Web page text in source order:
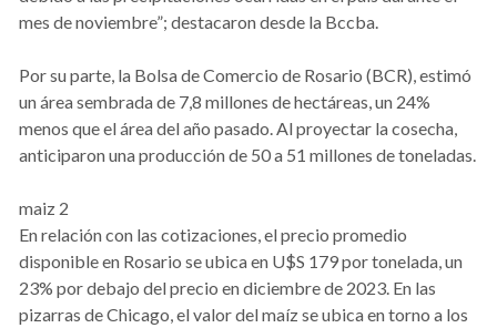
mes de noviembre”; destacaron desde la Bccba.
Por su parte, la Bolsa de Comercio de Rosario (BCR), estimó
un área sembrada de 7,8 millones de hectáreas, un 24%
menos que el área del año pasado. Al proyectar la cosecha,
anticiparon una producción de 50 a 51 millones de toneladas.
maiz 2
En relación con las cotizaciones, el precio promedio
disponible en Rosario se ubica en U$S 179 por tonelada, un
23% por debajo del precio en diciembre de 2023. En las
pizarras de Chicago, el valor del maíz se ubica en torno a los